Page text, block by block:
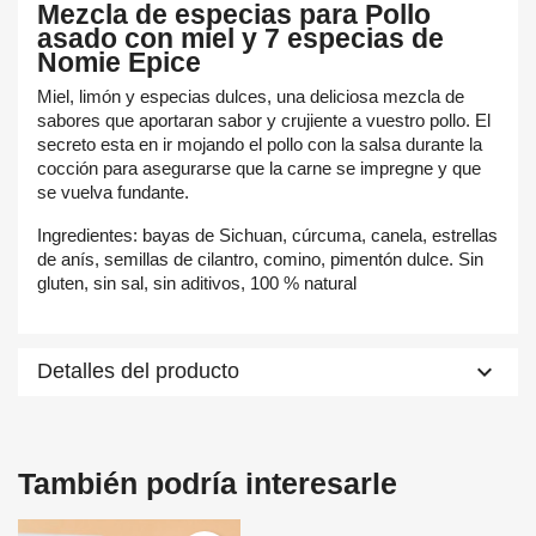
Añadir a la lista de deseos
Debe iniciar sesión para guardar productos en su lista de
deseos.
Mezcla de especias para Pollo
asado con miel y 7 especias de
Nomie Epice
Miel, limón y especias dulces, una deliciosa mezcla de
sabores que aportaran sabor y crujiente a vuestro pollo. El
secreto esta en ir mojando el pollo con la salsa durante la
cocción para asegurarse que la carne se impregne y que
se vuelva fundante.
Ingredientes: bayas de Sichuan, cúrcuma, canela, estrellas
de anís, semillas de cilantro, comino, pimentón dulce. Sin
gluten, sin sal, sin aditivos, 100 % natural
Detalles del producto keyboard_arrow_down
También podría interesarle